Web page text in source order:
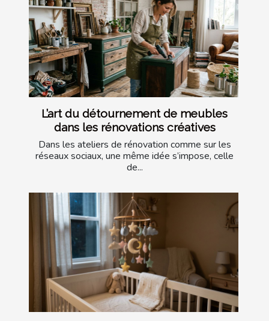
L’art du détournement de meubles
dans les rénovations créatives
Dans les ateliers de rénovation comme sur les
réseaux sociaux, une même idée s’impose, celle
de...